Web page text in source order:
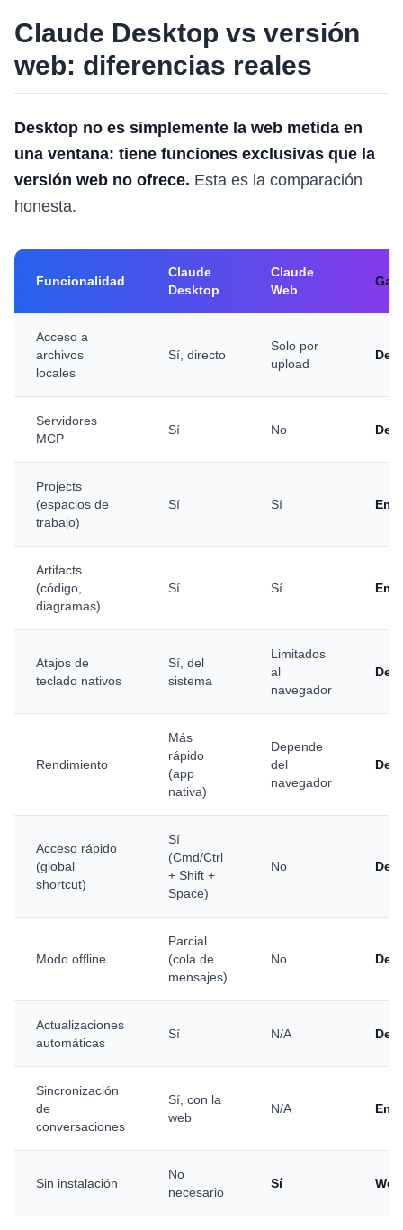
Claude Desktop vs versión
web: diferencias reales
Desktop no es simplemente la web metida en
una ventana: tiene funciones exclusivas que la
versión web no ofrece. Esta es la comparación
honesta.
Funcionalidad
Claude
Desktop
Claude
Web
Acceso a
archivos
locales
Sí, directo
Solo por
upload
Servidores
MCP
Sí No
Projects
(espacios de
trabajo)
Sí Sí
Artifacts
(código,
diagramas)
Sí Sí
Atajos de
teclado nativos
Sí, del
sistema
Limitados
al
navegador
Rendimiento
Más
rápido
(app
nativa)
Depende
del
navegador
Acceso rápido
(global
shortcut)
Sí
(Cmd/Ctrl
+ Shift +
Space)
No
Modo offline
Parcial
(cola de
mensajes)
No
Actualizaciones
automáticas
Sí N/A
Sincronización
de
conversaciones
Sí, con la
web
N/A
Sin instalación
No
necesario
Sí Web